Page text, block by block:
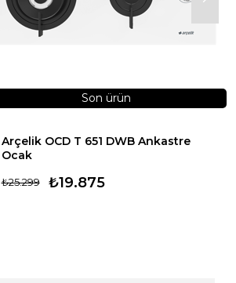
Arçelik OCD T 651 DWB Ankastre
Ocak
₺19.875
₺25.299
Son ürün